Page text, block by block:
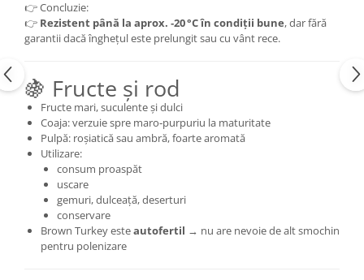
👉 Concluzie:
👉 Rezistent până la aprox. ‑20 °C în condiții bune, dar fără
garantii dacă înghețul este prelungit sau cu vânt rece.
🍇 Fructe și rod
Fructe mari, suculente și dulci
Coaja: verzuie spre maro‑purpuriu la maturitate
Pulpă: roșiatică sau ambră, foarte aromată
Utilizare:
consum proaspăt
uscare
gemuri, dulceață, deserturi
conservare
Brown Turkey esteautofertil → nu are nevoie de alt smochin
pentru polenizare